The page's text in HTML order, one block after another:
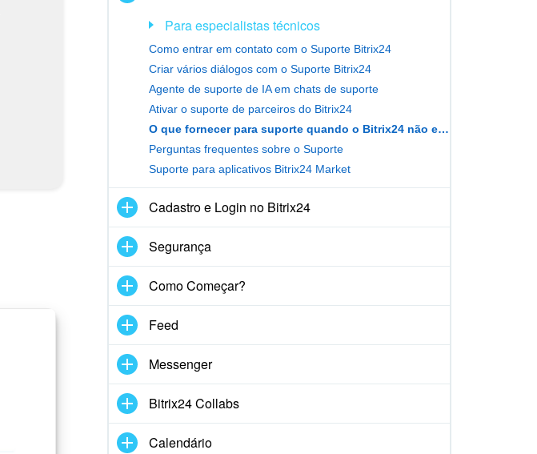
Para especialistas técnicos
Como entrar em contato com o Suporte Bitrix24
Criar vários diálogos com o Suporte Bitrix24
Agente de suporte de IA em chats de suporte
Ativar o suporte de parceiros do Bitrix24
O que fornecer para suporte quando o Bitrix24 não estiver funcionando
Perguntas frequentes sobre o Suporte
Suporte para aplicativos Bitrix24 Market
Cadastro e Login no Bitrix24
Segurança
Como Começar?
Feed
Messenger
Bitrix24 Collabs
Calendário